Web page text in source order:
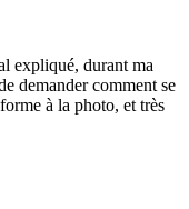
expliqué, durant ma
demander comment se
à la photo, et très